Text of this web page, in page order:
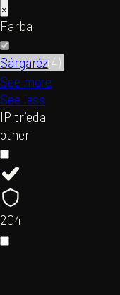
×
Farba
Sárgaréz(4)
See more
See less
IP trieda
other
204